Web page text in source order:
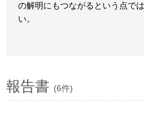
の解明にもつながるという点で
い。
報告書 (6件)